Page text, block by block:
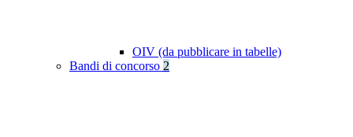
OIV (da pubblicare in tabelle)
Bandi di concorso 2